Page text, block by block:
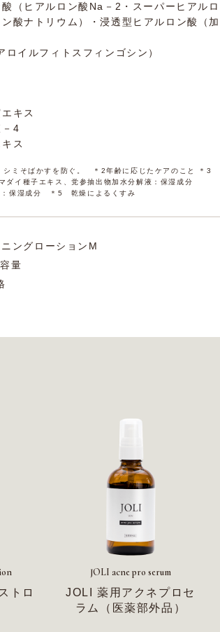
酸（ヒアルロン酸Na－2・スーパーヒアル
ン酸ナトリウム）・浸透型ヒアルロン酸（
ロイルフィトスフィンゴシン）
キス
－4
ス
シミそばかすを防ぐ。 ＊2年齢に応じたケアのこと ＊3
ダイ種子エキス、党参抽出物加水分解液：保湿成分
保湿成分 ＊5 乾燥によるくすみ
ングローションM
量
トロ
JOLI acne pro serum
JOLI 薬用アクネプロセ
ラム（医薬部外品）